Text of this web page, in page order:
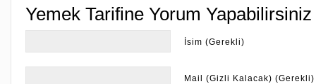
Yemek Tarifine Yorum Yapabilirsiniz
İsim (Gerekli)
Mail (Gizli Kalacak) (Gerekli)